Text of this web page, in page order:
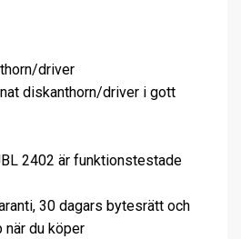
driver
diskanthorn/driver i gott
2402 är funktionstestade
30 dagars bytesrätt och
när du köper